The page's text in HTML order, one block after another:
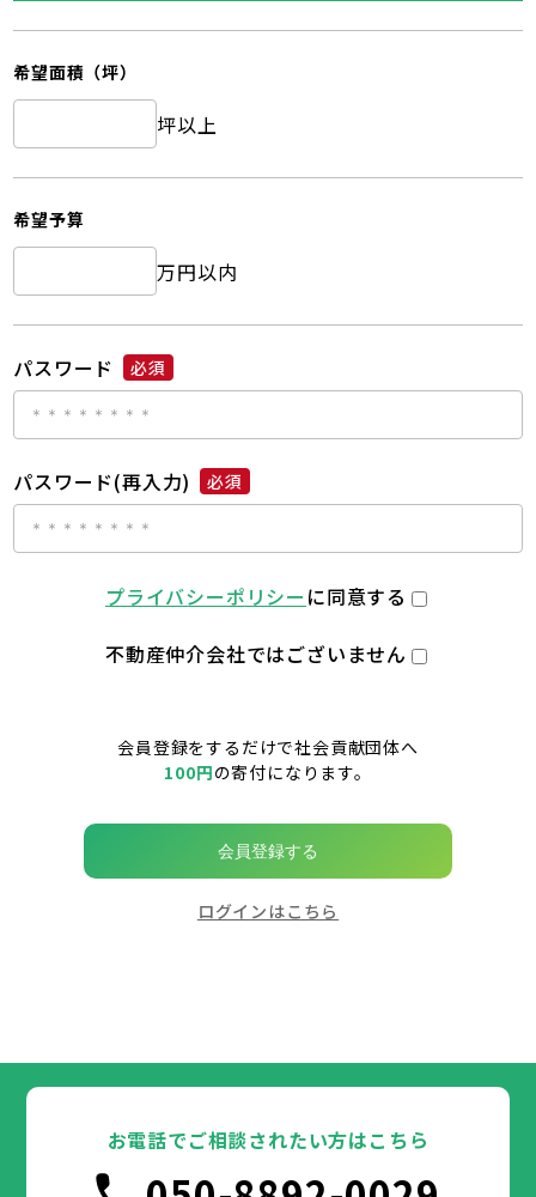
希望面積（坪）
坪以上
希望予算
万円以内
パスワード 必須
パスワード(再入力) 必須
プライバシーポリシー に同意する
不動産仲介会社ではございません
会員登録をするだけで社会貢献団体へ
100円の寄付になります。
会員登録する
ログインはこちら
お電話でご相談されたい方はこちら